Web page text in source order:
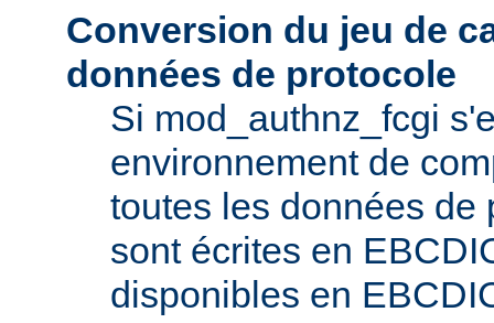
Conversion du jeu de
données de protocole
Si mod_authnz_fcgi
environnement de
toutes les données de
sont écrites en
disponibles en